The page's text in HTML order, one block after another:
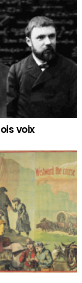
voix